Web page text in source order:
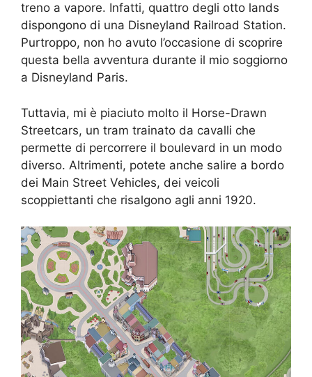
treno a vapore. Infatti, quattro degli otto lands
dispongono di una Disneyland Railroad Station.
Purtroppo, non ho avuto l’occasione di scoprire
questa bella avventura durante il mio soggiorno
a Disneyland Paris.
Tuttavia, mi è piaciuto molto il Horse-Drawn
Streetcars, un tram trainato da cavalli che
permette di percorrere il boulevard in un modo
diverso. Altrimenti, potete anche salire a bordo
dei Main Street Vehicles, dei veicoli
scoppiettanti che risalgono agli anni 1920.